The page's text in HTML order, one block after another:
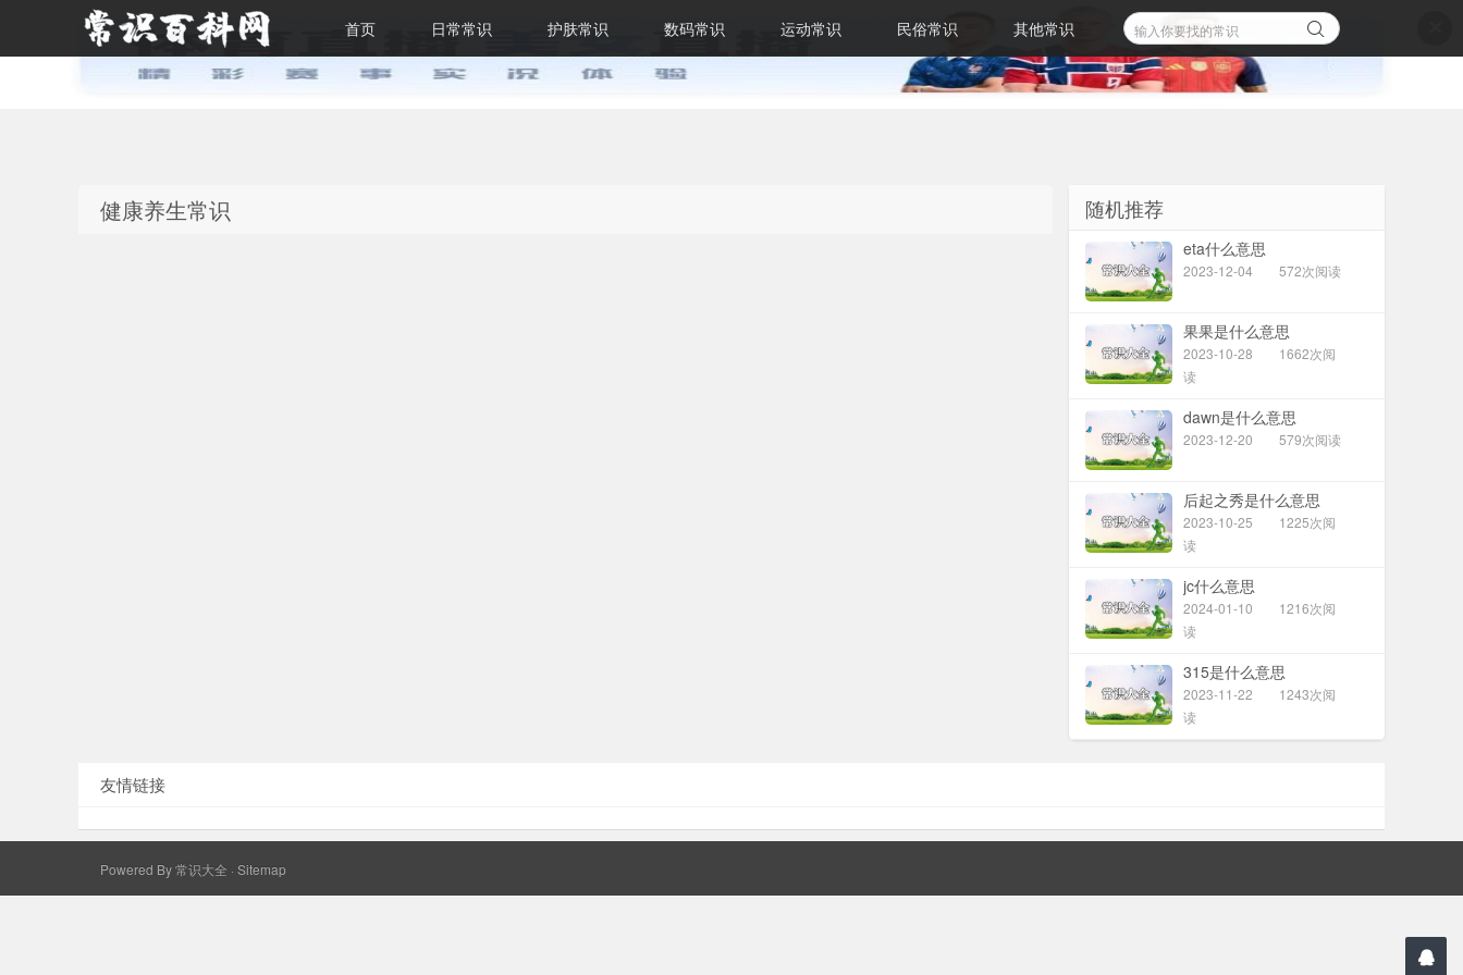
首页 日常常识 护肤常识 数码常识 运动常识 民俗常识 其他常识
健康养生常识 随机推荐
eta什么意思
2023-12-04 572次阅读
果果是什么意思
2023-10-28
1662次阅
读
dawn是什么意思
2023-12-20 579次阅读
后起之秀是什么意思
2023-10-25
1225次阅
读
jc什么意思
2024-01-10
1216次阅
读
315是什么意思
2023-11-22
1243次阅
读
友情链接
Powered By常识大全 · Sitemap